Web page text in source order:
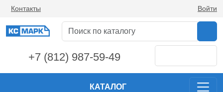
Контакты Войти
+7 (812) 987-59-49
КАТАЛОГ